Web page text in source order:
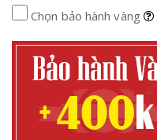
Chọn bảo hành vàng